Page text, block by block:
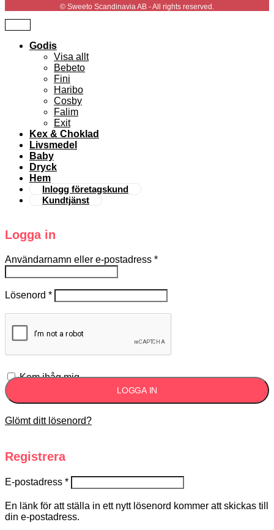
© Sweeto Scandinavia AB - All rights reserved.
Godis
Visa allt
Bebeto
Fini
Haribo
Cosby
Falim
Exit
Kex & Choklad
Livsmedel
Baby
Dryck
Hem
Inlogg företagskund
Kundtjänst
Logga in
Användarnamn eller e-postadress *
Lösenord *
Kom ihåg mig
LOGGA IN
Glömt ditt lösenord?
Registrera
E-postadress *
En länk för att ställa in ett nytt lösenord kommer att skickas till
din e-postadress.